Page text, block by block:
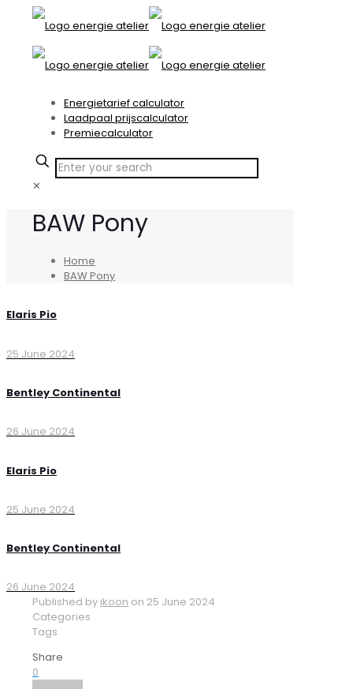
Energietarief calculator
Laadpaal prijscalculator
Premiecalculator
✕
BAW Pony
Home
BAW Pony
Elaris Pio
25 June 2024
Bentley Continental
26 June 2024
Elaris Pio
25 June 2024
Bentley Continental
26 June 2024
Published by ikoon on 25 June 2024
Categories
Tags
Share
0